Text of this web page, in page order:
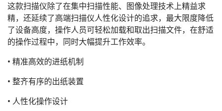
这款扫描仪除了在集中扫描性能、图像处理技术上精益求
精，还延续了高端扫描仪人性化设计的追求，最大限度降低
了设备高度，操作人员可轻松加载和取出扫描文件，在舒适
的操作过程中，同时大幅提升工作效率。
• 精准高效的进纸机制
• 整齐有序的出纸装置
• 人性化操作设计